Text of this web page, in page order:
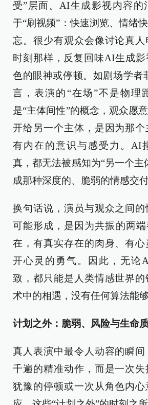
受”层面。AI生成影视内容的
于“刷视频”：快速浏览、情绪
忘。很少有观众会像讨论真
时刻那样，反复回味AI生成
色的眼神或停顿。如剧场学者
言，表演的“在场”不是物理
是“主体间性”的概念，观众愿
开给另一个主体，是因为那
有内在的意识与感受力。AI
真，都无法被感知为“另一个主
成那种深度的、脆弱的情感交付
换句话说，演员与观众之间
可能形成，是因为共振的两端
在，有真实存在的肉身、有
开心灵的勇气。因此，无论
致，都只能是人类情感世界
术中的相遇，没有任何算法能够
计划之外：脆弱、风险与生命
真人表演中最令人动容的瞬
千遍的精准动作，而是一次
犹豫的停顿或一次从角色内心